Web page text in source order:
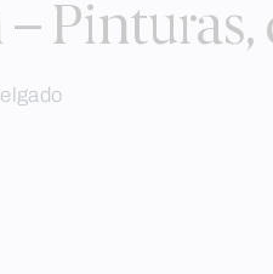
Pinturas,